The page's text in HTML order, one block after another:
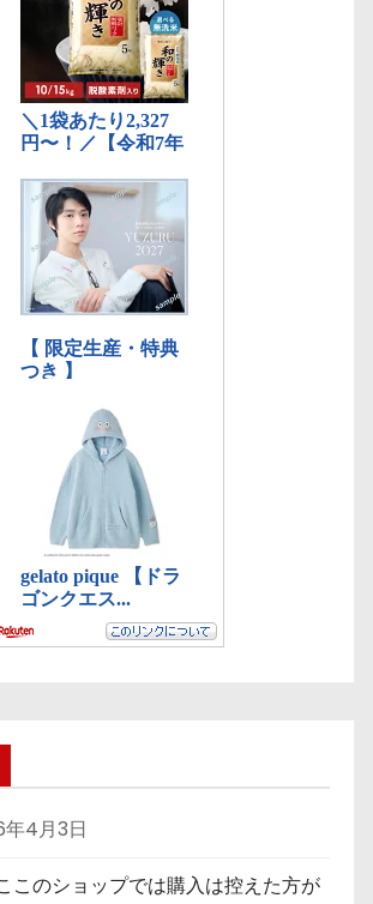
4月3日
このショップでは購入は控えた方が